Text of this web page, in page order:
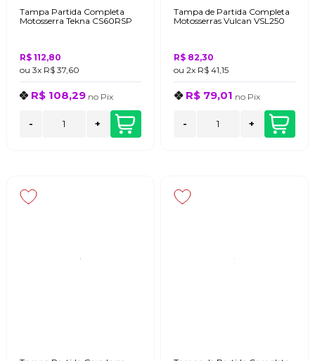
Tampa Partida Completa
Motosserra Tekna CS60RSP
R$ 112,80
ou 3x R$ 37,60
R$ 108,29 no Pix
- +
Tampa de Partida Completa
Motosserras Vulcan VSL250
R$ 82,30
ou 2x R$ 41,15
R$ 79,01 no Pix
- +